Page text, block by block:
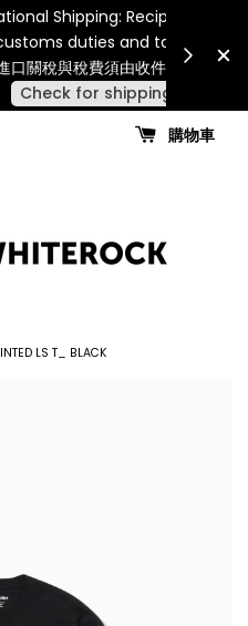
如遇假日、天災或其
能調整，敬請見諒
最新公告
for all
國
購物車
LS T_ BLACK